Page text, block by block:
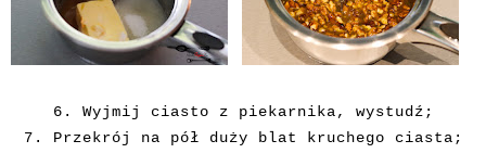
6. Wyjmij ciasto z piekarnika, wystudź;
7. Przekrój na pół duży blat kruchego ciasta;